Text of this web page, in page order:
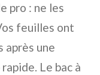
pro : ne les
feuilles ont
après une
Le bac à